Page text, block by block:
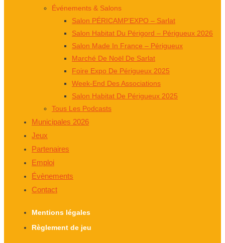
Événements & Salons
Salon PÉRICAMP’EXPO – Sarlat
Salon Habitat Du Périgord – Périgueux 2026
Salon Made In France – Périgueux
Marché De Noël De Sarlat
Foire Expo De Périgueux 2025
Week-End Des Associations
Salon Habitat De Périgueux 2025
Tous Les Podcasts
Municipales 2026
Jeux
Partenaires
Emploi
Évènements
Contact
Mentions légales
Règlement de jeu